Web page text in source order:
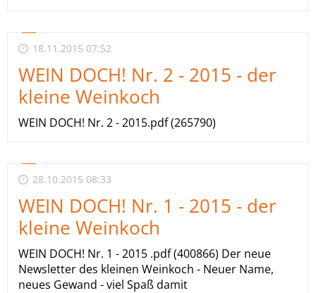
18.11.2015 07:52
WEIN DOCH! Nr. 2 - 2015 - der
kleine Weinkoch
WEIN DOCH! Nr. 2 - 2015.pdf (265790)
28.10.2015 08:33
WEIN DOCH! Nr. 1 - 2015 - der
kleine Weinkoch
WEIN DOCH! Nr. 1 - 2015 .pdf (400866) Der neue
Newsletter des kleinen Weinkoch - Neuer Name,
neues Gewand - viel Spaß damit